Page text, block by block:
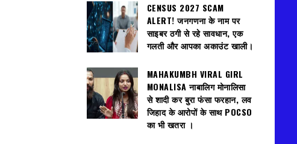
CENSUS 2027 SCAM
ALERT! जनगणना के नाम पर
साइबर ठगी से रहे सावधान, एक
गलती और आपका अकाउंट खाली।
MAHAKUMBH VIRAL GIRL
MONALISA नाबालिग मोनालिसा
से शादी कर बुरा फंसा फरहान, लव
जिहाद के आरोपों के साथ POCSO
का भी खतरा ।